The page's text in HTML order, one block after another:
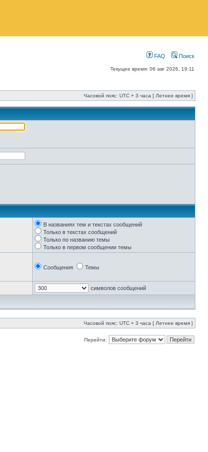
FAQ Поиск
Текущее время: 06 авг 2026, 19:11
Часовой пояс: UTC + 3 часа [ Летнее время ]
В названиях тем и текстах сообщений
Только в текстах сообщений
Только по названию темы
Только в первом сообщении темы
Сообщения Темы
символов сообщений
Часовой пояс: UTC + 3 часа [ Летнее время ]
Перейти: